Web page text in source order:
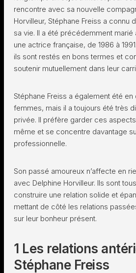
rencontre avec sa nouvelle
Horvilleur, Stéphane Freiss a connu
sa vie. Il a été précédemment marié
une actrice française, de 1986 à
ils sont restés en bons termes et
soutenir mutuellement dans leur
Stéphane Freiss a également été en
femmes, mais il a toujours été très
privée. Il préfère garder ces
même et se concentre davantage
professionnelle.
Son passé amoureux n’affecte en
avec Delphine Horvilleur. Ils sont
construire une relation solide et
mettant de côté les relations
sur leur bonheur présent.
1 Les relations
Stéphane Freiss